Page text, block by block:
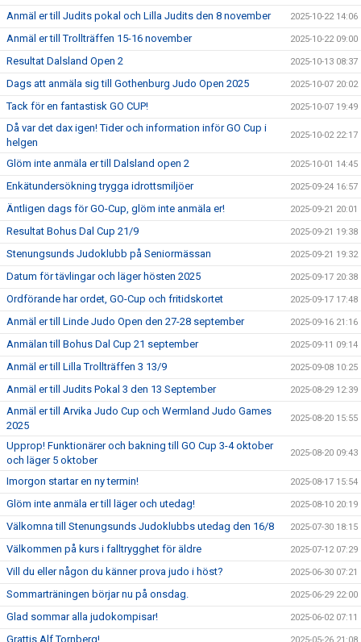
Anmäl er till Judits pokal och Lilla Judits den 8 november 2025-10-22 14:06
Anmäl er till Trollträffen 15-16 november 2025-10-22 09:00
Resultat Dalsland Open 2 2025-10-13 08:37
Dags att anmäla sig till Gothenburg Judo Open 2025 2025-10-07 20:02
Tack för en fantastisk GO CUP! 2025-10-07 19:49
Då var det dax igen! Tider och information inför GO Cup i
helgen
2025-10-02 22:17
Glöm inte anmäla er till Dalsland open 2 2025-10-01 14:45
Enkätundersökning trygga idrottsmiljöer 2025-09-24 16:57
Äntligen dags för GO-Cup, glöm inte anmäla er! 2025-09-21 20:01
Resultat Bohus Dal Cup 21/9 2025-09-21 19:38
Stenungsunds Judoklubb på Seniormässan 2025-09-21 19:32
Datum för tävlingar och läger hösten 2025 2025-09-17 20:38
Ordförande har ordet, GO-Cup och fritidskortet 2025-09-17 17:48
Anmäl er till Linde Judo Open den 27-28 september 2025-09-16 21:16
Anmälan till Bohus Dal Cup 21 september 2025-09-11 09:14
Anmäl er till Lilla Trollträffen 3 13/9 2025-09-08 10:25
Anmäl er till Judits Pokal 3 den 13 September 2025-08-29 12:39
Anmäl er till Arvika Judo Cup och Wermland Judo Games
2025
2025-08-20 15:55
Upprop! Funktionärer och bakning till GO Cup 3-4 oktober
och läger 5 oktober
2025-08-20 09:43
Imorgon startar en ny termin! 2025-08-17 15:54
Glöm inte anmäla er till läger och utedag! 2025-08-10 20:19
Välkomna till Stenungsunds Judoklubbs utedag den 16/8 2025-07-30 18:15
Välkommen på kurs i falltrygghet för äldre 2025-07-12 07:29
Vill du eller någon du känner prova judo i höst? 2025-06-30 07:21
Sommarträningen börjar nu på onsdag. 2025-06-29 22:00
Glad sommar alla judokompisar! 2025-06-02 07:11
Grattis Alf Tornberg!